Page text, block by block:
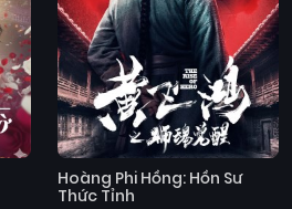
Hoàng Phi Hồng: Hồn Sư
Thức Tỉnh